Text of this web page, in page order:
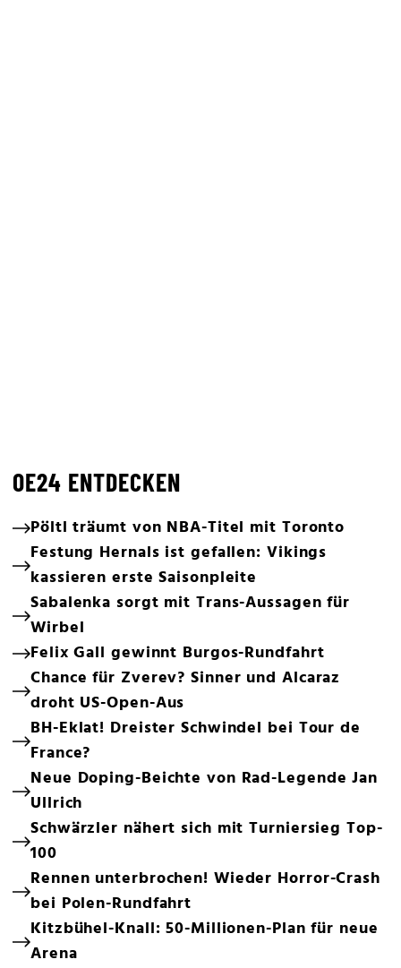
OE24 ENTDECKEN
Pöltl träumt von NBA-Titel mit Toronto
Festung Hernals ist gefallen: Vikings
kassieren erste Saisonpleite
Sabalenka sorgt mit Trans-Aussagen für
Wirbel
Felix Gall gewinnt Burgos-Rundfahrt
Chance für Zverev? Sinner und Alcaraz
droht US-Open-Aus
BH-Eklat! Dreister Schwindel bei Tour de
France?
Neue Doping-Beichte von Rad-Legende Jan
Ullrich
Schwärzler nähert sich mit Turniersieg Top-
100
Rennen unterbrochen! Wieder Horror-Crash
bei Polen-Rundfahrt
Kitzbühel-Knall: 50-Millionen-Plan für neue
Arena